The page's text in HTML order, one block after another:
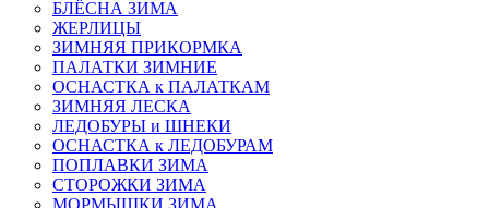
БЛЁСНА ЗИМА
ЖЕРЛИЦЫ
ЗИМНЯЯ ПРИКОРМКА
ПАЛАТКИ ЗИМНИЕ
ОСНАСТКА к ПАЛАТКАМ
ЗИМНЯЯ ЛЕСКА
ЛЕДОБУРЫ и ШНЕКИ
ОСНАСТКА к ЛЕДОБУРАМ
ПОПЛАВКИ ЗИМА
СТОРОЖКИ ЗИМА
МОРМЫШКИ ЗИМА